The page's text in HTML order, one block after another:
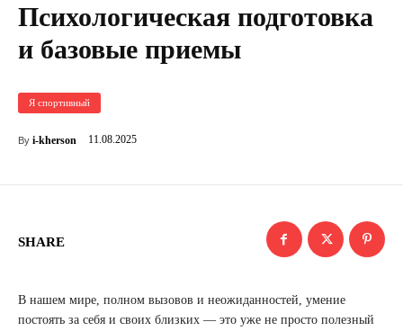
Психологическая подготовка
и базовые приемы
Я спортивный
By i-kherson 11.08.2025
SHARE
В нашем мире, полном вызовов и неожиданностей, умение
постоять за себя и своих близких — это уже не просто полезный